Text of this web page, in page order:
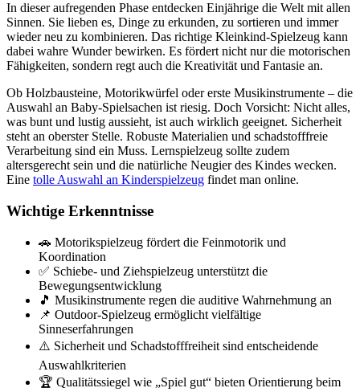
In dieser aufregenden Phase entdecken Einjährige die Welt mit allen
Sinnen. Sie lieben es, Dinge zu erkunden, zu sortieren und immer
wieder neu zu kombinieren. Das richtige Kleinkind-Spielzeug kann
dabei wahre Wunder bewirken. Es fördert nicht nur die motorischen
Fähigkeiten, sondern regt auch die Kreativität und Fantasie an.
Ob Holzbausteine, Motorikwürfel oder erste Musikinstrumente – die
Auswahl an Baby-Spielsachen ist riesig. Doch Vorsicht: Nicht alles,
was bunt und lustig aussieht, ist auch wirklich geeignet. Sicherheit
steht an oberster Stelle. Robuste Materialien und schadstofffreie
Verarbeitung sind ein Muss. Lernspielzeug sollte zudem
altersgerecht sein und die natürliche Neugier des Kindes wecken.
Eine tolle Auswahl an Kinderspielzeug findet man online.
Wichtige Erkenntnisse
🚗 Motorikspielzeug fördert die Feinmotorik und
Koordination
✅ Schiebe- und Ziehspielzeug unterstützt die
Bewegungsentwicklung
🎵 Musikinstrumente regen die auditive Wahrnehmung an
📌 Outdoor-Spielzeug ermöglicht vielfältige
Sinneserfahrungen
⚠️ Sicherheit und Schadstofffreiheit sind entscheidende
Auswahlkriterien
🏆 Qualitätssiegel wie „Spiel gut“ bieten Orientierung beim